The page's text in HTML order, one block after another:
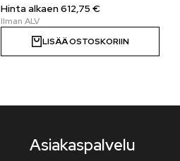
Hinta alkaen612,75 €
LISÄÄ OSTOSKORIIN
Asiakaspalvelu